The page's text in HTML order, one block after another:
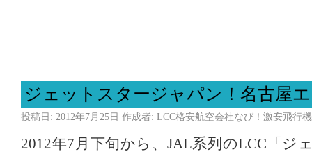
ジェットスタージャパン！名古屋
投稿日: 2012年7月25日 作成者: LCC格安航空会社なび！激安飛行
2012年7月下旬から、JAL系列のLCC「ジ